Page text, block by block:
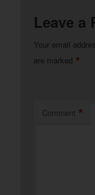
Leave a
Your email
are marked *
Comment *